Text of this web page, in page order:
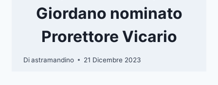
Giordano nominato
Prorettore Vicario
Diastramandino 21 Dicembre 2023